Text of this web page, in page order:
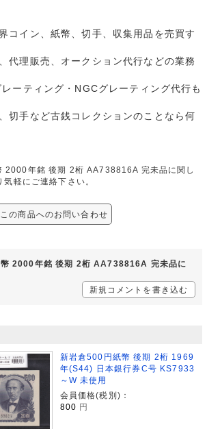
コイン、紙幣、切手、収集用品を売買す
代理販売、オークション代行などの業務
ーティング・NGCグレーティング代行も
切手など古銭コレクションのことなら何
2000年銘 後期 2桁 AA738816A 完未品に関し
軽にご連絡下さい。
この商品へのお問い合わせ
2000年銘 後期 2桁 AA738816A 完未品に
新規コメントを書き込む
新岩倉500円紙幣 後期 2桁 1969
年(S44) 日本銀行券C号 KS7933
～W 未使用
会員価格(税別)：
800 円